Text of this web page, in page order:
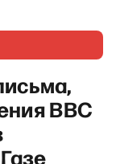
BBC